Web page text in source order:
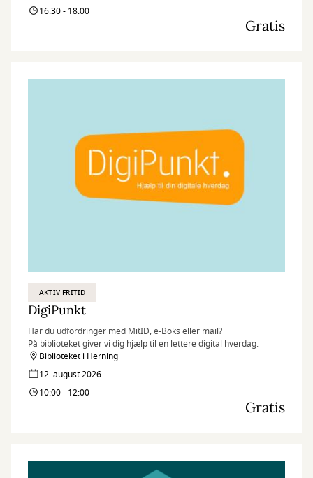
16:30 - 18:00
Gratis
AKTIV FRITID
DigiPunkt
Har du udfordringer med MitID, e-Boks eller mail?
På biblioteket giver vi dig hjælp til en lettere digital hverdag.
Biblioteket i Herning
12. august 2026
10:00 - 12:00
Gratis